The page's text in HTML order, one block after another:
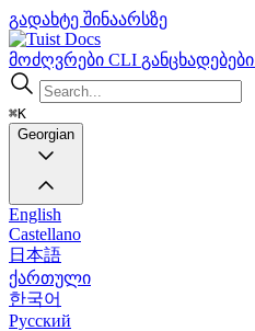
გადახტე შინაარსზე
Docs
მოძღვრები CLI განცხადებები
⌘K
Georgian
English
Castellano
日本語
ქართული
한국어
Русский